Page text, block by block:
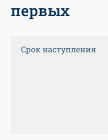
первых
Срок наступления